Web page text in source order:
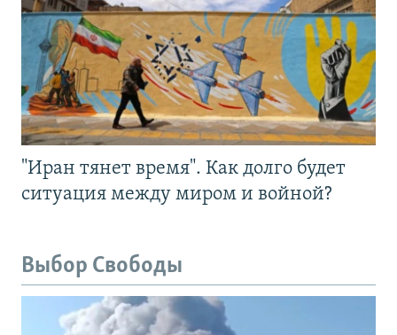
"Иран тянет время". Как долго будет
ситуация между миром и войной?
Выбор Свободы